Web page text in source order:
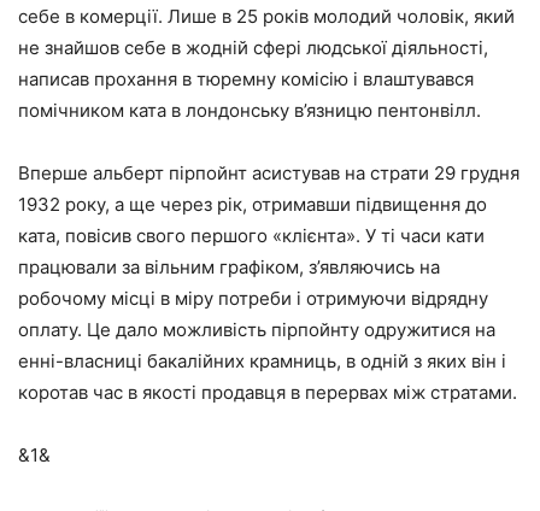
себе в комерції. Лише в 25 років молодий чоловік, який
не знайшов себе в жодній сфері людської діяльності,
написав прохання в тюремну комісію і влаштувався
помічником ката в лондонську в’язницю пентонвілл.
Вперше альберт пірпойнт асистував на страти 29 грудня
1932 року, а ще через рік, отримавши підвищення до
ката, повісив свого першого «клієнта». У ті часи кати
працювали за вільним графіком, з’являючись на
робочому місці в міру потреби і отримуючи відрядну
оплату. Це дало можливість пірпойнту одружитися на
енні-власниці бакалійних крамниць, в одній з яких він і
коротав час в якості продавця в перервах між стратами.
&1&